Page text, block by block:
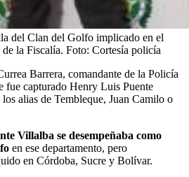
del Clan del Golfo implicado en el
la Fiscalía. Foto: Cortesía policía
Barrera, comandante de la Policía
fue capturado Henry Luis Puente
alias de Tembleque, Juan Camilo o
Villalba se desempeñaba como
en ese departamento, pero
en Córdoba, Sucre y Bolívar.